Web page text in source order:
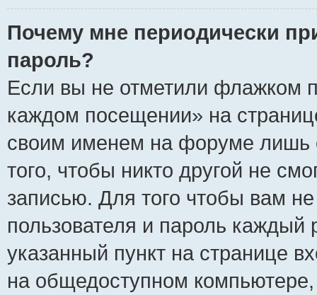
Почему мне периодически
пароль?
Если вы не отметили флажком
каждом посещении» на
своим именем на форуме лишь
того, чтобы никто другой не
записью. Для того чтобы вам
пользователя и пароль
указанный пункт на странице
на общедоступном